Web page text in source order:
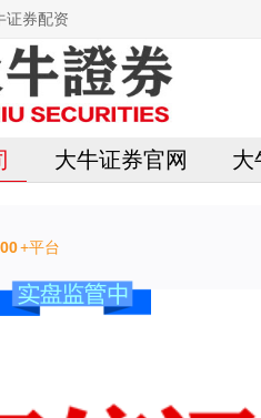
证券配资
大牛证券官网 大
+平台